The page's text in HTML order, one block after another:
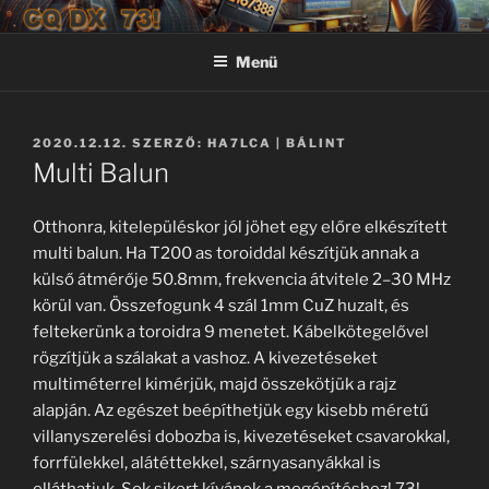
Tartalomhoz
CQ DX 73!
CQ DX 73! – JN97
Menü
BEKÜLDVE:
2020.12.12. SZERZŐ: HA7LCA | BÁLINT
Multi Balun
Otthonra, kitelepüléskor jól jöhet egy előre elkészített
multi balun. Ha T200 as toroiddal készítjük annak a
külső átmérője 50.8mm, frekvencia átvitele 2–30 MHz
körül van. Összefogunk 4 szál 1mm CuZ huzalt, és
feltekerünk a toroidra 9 menetet. Kábelkötegelővel
rögzítjük a szálakat a vashoz. A kivezetéseket
multiméterrel kimérjük, majd összekötjük a rajz
alapján. Az egészet beépíthetjük egy kisebb méretű
villanyszerelési dobozba is, kivezetéseket csavarokkal,
forrfülekkel, alátéttekkel, szárnyasanyákkal is